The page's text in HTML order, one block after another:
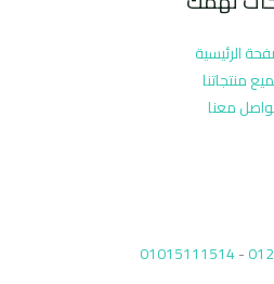
الرئيسية
منتجاتنا
معنا
-
01015111514